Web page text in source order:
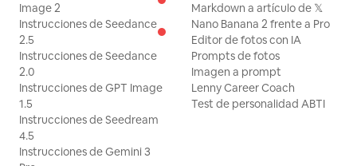
Image 2
Instrucciones de Seedance
2.5
Instrucciones de Seedance
2.0
Instrucciones de GPT Image
1.5
Instrucciones de Seedream
4.5
Instrucciones de Gemini 3
Markdown a artículo de 𝕏
Nano Banana 2 frente a Pro
Editor de fotos con IA
Prompts de fotos
Imagen a prompt
Lenny Career Coach
Test de personalidad ABTI